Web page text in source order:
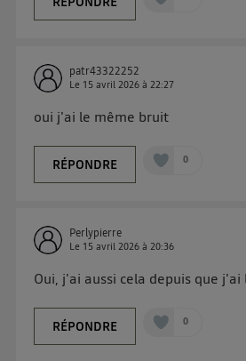
patr43322252
Le 15 avril 2026 à22:27
oui j'ai le même bruit
RÉPONDRE 0
Perlypierre
Le 15 avril 2026 à20:36
Oui, j'ai aussi cela depuis que
RÉPONDRE 0